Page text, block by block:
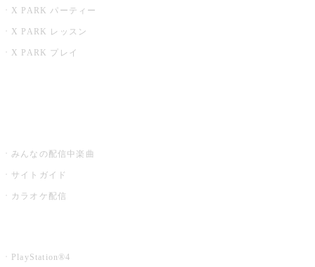
X PARK パーティー
X PARK レッスン
X PARK プレイ
みんなの配信中楽曲
サイトガイド
カラオケ配信
PlayStation®4